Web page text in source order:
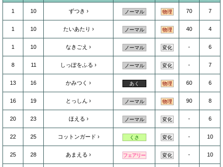
1 10 ずつき ノーマル 物理 70 7
1 10 たいあたり ノーマル 物理 40 4
1 10 なきごえ ノーマル 変化 - 6
8 11 しっぽをふる ノーマル 変化 - 7
13 16 かみつく あく 物理 60 6
16 19 とっしん ノーマル 物理 90 8
20 23 ほえる ノーマル 変化 - 6
22 25 コットンガード くさ 変化 - 10
25 28 あまえる フェアリー 変化 - 10